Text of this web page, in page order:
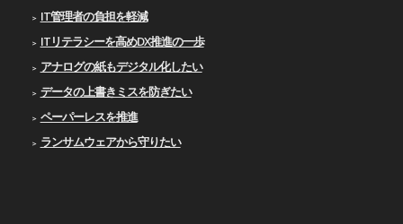
IT管理者の負担を軽減
ITリテラシーを高めDX推進の一歩
アナログの紙もデジタル化したい
データの上書きミスを防ぎたい
ペーパーレスを推進
ランサムウェアから守りたい